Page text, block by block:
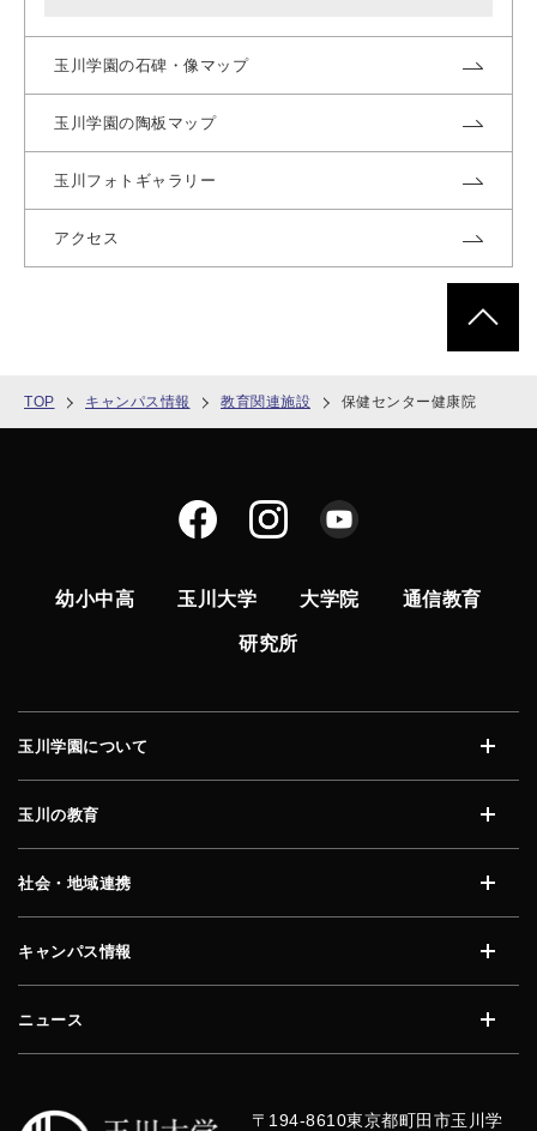
TOP キャンパス情報 教育関連施設 保健センター健康院
玉川学園の石碑・像マップ
玉川学園の陶板マップ
玉川フォトギャラリー
アクセス
幼小中高 玉川大学 大学院 通信教育
研究所
玉川学園について
玉川の教育
社会・地域連携
キャンパス情報
ニュース
〒194-8610東京都町田市玉川学